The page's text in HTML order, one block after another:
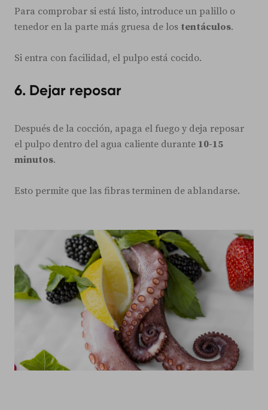
Para comprobar si está listo, introduce un palillo o
tenedor en la parte más gruesa de los tentáculos.
Si entra con facilidad, el pulpo está cocido.
6. Dejar reposar
Después de la cocción, apaga el fuego y deja reposar
el pulpo dentro del agua caliente durante 10-15
minutos.
Esto permite que las fibras terminen de ablandarse.